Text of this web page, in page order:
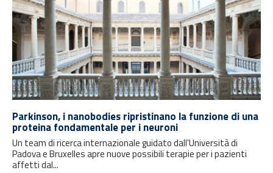
Parkinson, i nanobodies ripristinano la funzione di una
proteina fondamentale per i neuroni
Un team di ricerca internazionale guidato dall'Università di
Padova e Bruxelles apre nuove possibili terapie per i pazienti
affetti dal...